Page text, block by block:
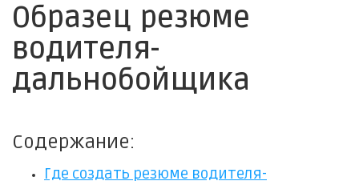
Образец резюме
водителя-
дальнобойщика
Содержание:
Где создать резюме водителя-